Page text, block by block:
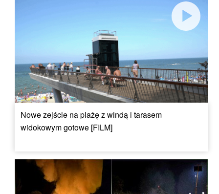
Nowe zejście na plażę z windą i tarasem
widokowym gotowe [FILM]